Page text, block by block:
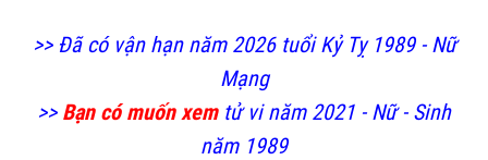
>> Đã có vận hạn năm 2026 tuổi Kỷ Tỵ 1989 - Nữ
Mạng
>> Bạn có muốn xemtử vi năm 2021 - Nữ - Sinh
năm 1989